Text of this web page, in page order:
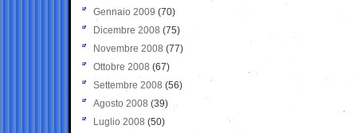
Gennaio 2009 (70)
Dicembre 2008 (75)
Novembre 2008 (77)
Ottobre 2008 (67)
Settembre 2008 (56)
Agosto 2008 (39)
Luglio 2008 (50)